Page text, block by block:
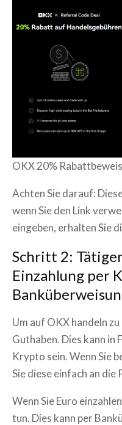
OKX 20% Rabattbeweis
Achten Sie darauf:
wenn Sie den Link
eingeben, erhalten Sie
Schritt 2:
Einzahlung per
Um auf OKX handeln
Guthaben. Dies kann in
Krypto sein. Wenn Sie
Sie diese einfach an
Wenn Sie Euro
tun. Dies kann per